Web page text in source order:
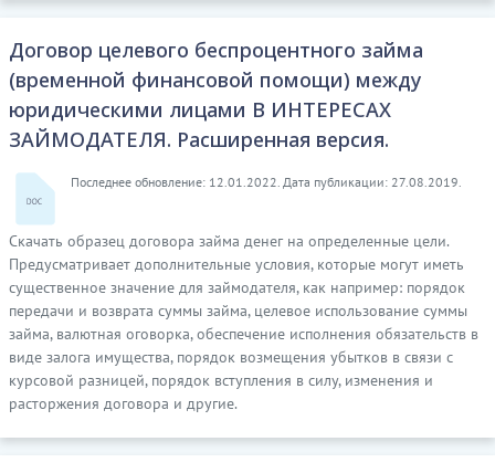
Договор целевого беспроцентного займа
(временной финансовой помощи) между
юридическими лицами В ИНТЕРЕСАХ
ЗАЙМОДАТЕЛЯ. Расширенная версия.
Последнее обновление: 12.01.2022. Дата публикации: 27.08.2019.
Скачать образец договора займа денег на определенные цели.
Предусматривает дополнительные условия, которые могут иметь
существенное значение для займодателя, как например: порядок
передачи и возврата суммы займа, целевое использование суммы
займа, валютная оговорка, обеспечение исполнения обязательств в
виде залога имущества, порядок возмещения убытков в связи с
курсовой разницей, порядок вступления в силу, изменения и
расторжения договора и другие.